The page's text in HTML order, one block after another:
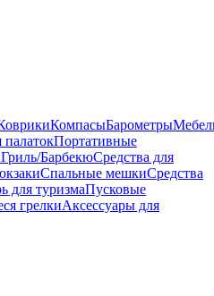
КомпасыБарометры
Портативные
Гриль/БарбекюСредства для
Спальные мешкиСредства
для туризмаПусковые
грелкиАксессуары для